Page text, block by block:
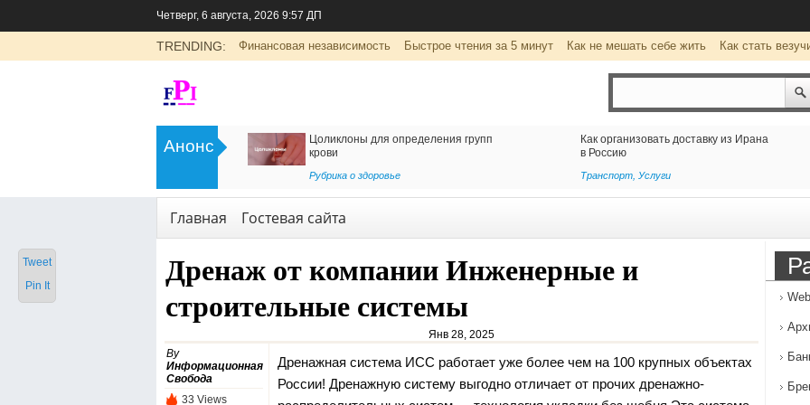
Четверг, 6 августа, 2026 9:57 ДП
TRENDING: Финансовая независимость Быстрое чтения за 5 минут Как не мешать себе жить Как стать
Анонс
Цоликлоны для определения групп
Как организовать доставку из Ирана
в Россию
Транспорт,Услуги
Клуб виртуальной реальности
wearevr.io: уникальные развлечения
Развлечение
Главная Гостевая сайта
Дренаж от компании Инженерные и
строительные системы
Янв 28, 2025
By
Информационная
Свобода
33 Views
Дренажная система ИСС работает уже более чем на 100 крупных объектах
России! Дренажную систему выгодно отличает от прочих дренажно-
Tweet
Pin It